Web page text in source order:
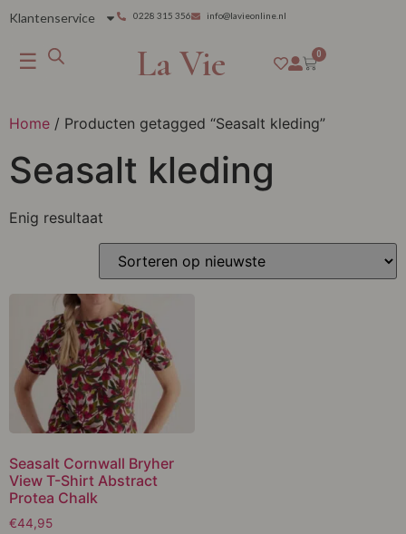
Klantenservice 0228 315 356 info@lavieonline.nl
☰ La Vie 0
Home / Producten getagged “Seasalt kleding”
Seasalt kleding
Enig resultaat
Seasalt Cornwall Bryher
View T-Shirt Abstract
Protea Chalk
€44,95